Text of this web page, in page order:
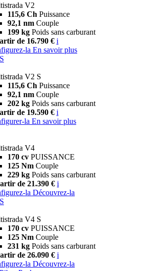
V2
115,6 Ch Puissance
92,1 nm Couple
199 kg Poids sans carburant
de 16.790 € i
la En savoir plus
V2 S
115,6 Ch Puissance
92,1 nm Couple
202 kg Poids sans carburant
de 19.590 € i
la En savoir plus
V4
170 cv PUISSANCE
125 Nm Couple
229 kg Poids sans carburant
de 21.390 € i
la Découvrez-la
V4 S
170 cv PUISSANCE
125 Nm Couple
231 kg Poids sans carburant
de 26.090 € i
la Découvrez-la